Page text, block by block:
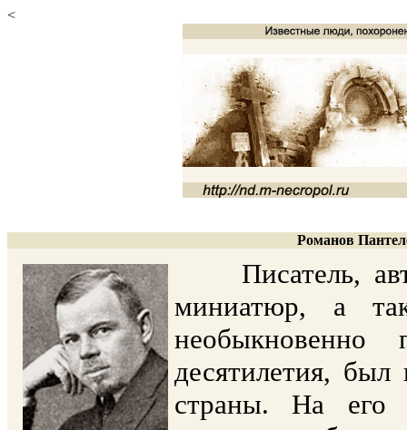
<
Романов
Писатель,
миниатюр, а
необыкновенно
десятилетия, был
страны. На его